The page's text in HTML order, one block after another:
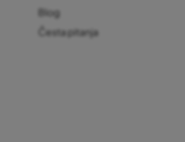
Blog
Česta pitanja